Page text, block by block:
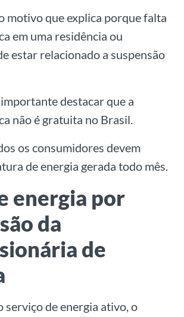
motivo que explica porque falta
em uma residência ou
estar relacionado a suspensão
destacar que a
não é gratuita no Brasil.
os consumidores devem
de energia gerada todo mês.
energia por
da
de
serviço de energia ativo, o